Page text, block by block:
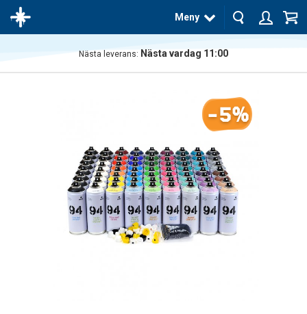
Meny
Nästa leverans: Nästa vardag 11:00
-5%